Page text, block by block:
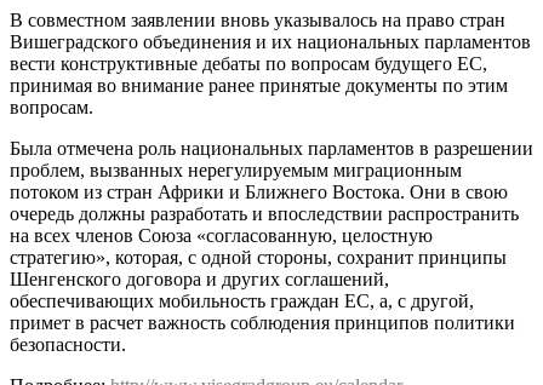
В совместном заявлении вновь указывалось на право стран
Вишеградского объединения и их национальных парламентов
вести конструктивные дебаты по вопросам будущего ЕС,
принимая во внимание ранее принятые документы по этим
вопросам.
Была отмечена роль национальных парламентов в разрешении
проблем, вызванных нерегулируемым миграционным
потоком из стран Африки и Ближнего Востока. Они в свою
очередь должны разработать и впоследствии распространить
на всех членов Союза «согласованную, целостную
стратегию», которая, с одной стороны, сохранит принципы
Шенгенского договора и других соглашений,
обеспечивающих мобильность граждан ЕС, а, с другой,
примет в расчет важность соблюдения принципов политики
безопасности.